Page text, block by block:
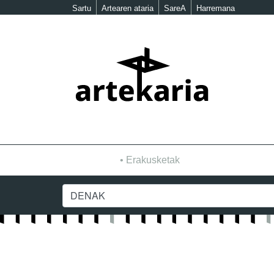
Sartu Artearen ataria SareA Harremana
Erakusketak